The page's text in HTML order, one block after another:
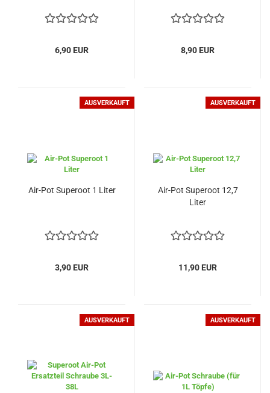
6,90 EUR 8,90 EUR
AUSVERKAUFT
Air-Pot Superoot 1 Liter
3,90 EUR
AUSVERKAUFT
Air-Pot Superoot 12,7
Liter
11,90 EUR
AUSVERKAUFT AUSVERKAUFT